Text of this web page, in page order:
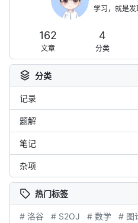
学习，就是发
162
文章
4
分类
分类
记录
题解
笔记
杂项
热门标签
# 洛谷 # S2OJ # 数学 # 图